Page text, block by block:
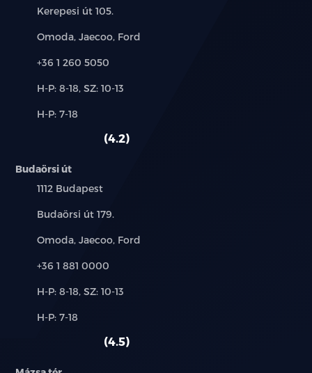
Cím:
Kerepesi út 105.
Márkák:
Omoda, Jaecoo, Ford
Telefon:
+36 1 260 5050
Új-
használt
H-P: 8-18, SZ: 10-13
Alkatrész,
H-P: 7-18
4.2
Budaörsi út
Település:
1112 Budapest
Cím:
Budaörsi út 179.
Márkák:
Omoda, Jaecoo, Ford
Telefon:
+36 1 881 0000
Új-
használt
H-P: 8-18, SZ: 10-13
Alkatrész,
H-P: 7-18
4.5